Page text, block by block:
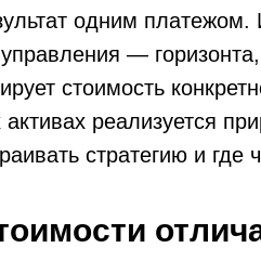
одним
—
стоимость
реализуется
стратегию и где